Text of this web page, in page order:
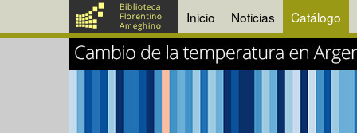
Inicio Noticias Catálogo